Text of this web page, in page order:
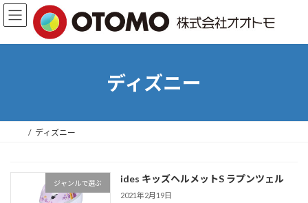
コ
ン
ン
ナ
ビ
ー
ディズニー
ディズニー
ジャンルで選ぶ ides キッズヘルメットS ラプンツェル
2021年2月19日